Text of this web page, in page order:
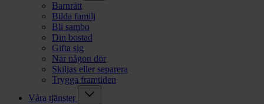
Barnrätt
Bilda familj
Bli sambo
Din bostad
Gifta sig
När någon dör
Skiljas eller separera
Trygga framtiden
Våra tjänster